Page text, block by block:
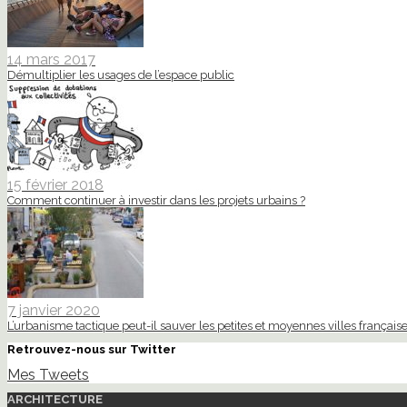
14 mars 2017
Démultiplier les usages de l’espace public
15 février 2018
Comment continuer à investir dans les projets urbains ?
7 janvier 2020
L’urbanisme tactique peut-il sauver les petites et moyennes villes
Retrouvez-nous sur Twitter
Mes Tweets
ARCHITECTURE